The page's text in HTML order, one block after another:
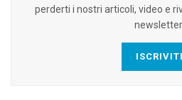
perderti i nostri articoli, video e
ISCRIVITI